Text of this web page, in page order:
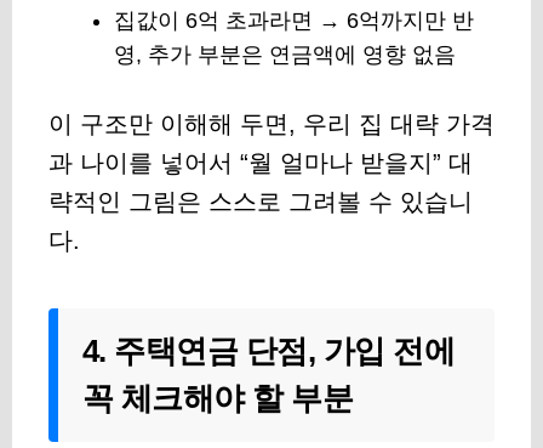
집값이 6억 초과라면 → 6억까지만 반
영, 추가 부분은 연금액에 영향 없음
이 구조만 이해해 두면, 우리 집 대략 가격
과 나이를 넣어서 “월 얼마나 받을지” 대
략적인 그림은 스스로 그려볼 수 있습니
다.
4. 주택연금 단점, 가입 전에
꼭 체크해야 할 부분